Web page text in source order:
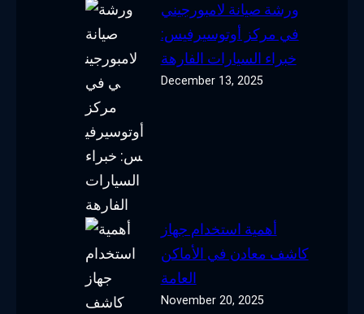
ورشة صيانة لامبورجيني
في مركز أوتوسيرفيس:
خبراء السيارات الفارهة
December 13, 2025
أهمية استخدام جهاز
كاشف معادن في الأماكن
العامة
November 20, 2025